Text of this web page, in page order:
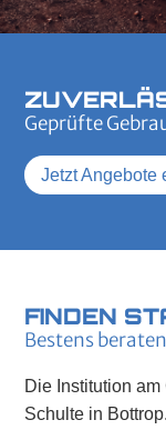
Geprüfte
Jetzt Angebote
FINDEN
Bestens
Die Institution
Schulte in